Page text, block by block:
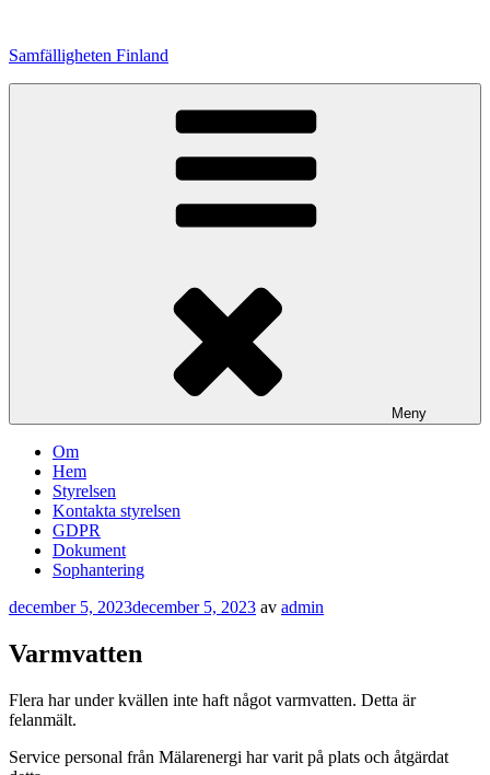
innehåll
Samfälligheten Finland
Meny
Om
Hem
Styrelsen
Kontakta styrelsen
GDPR
Dokument
Sophantering
Publicerat
december 5, 2023december 5, 2023 av admin
Varmvatten
Flera har under kvällen inte haft något varmvatten. Detta är
felanmält.
Service personal från Mälarenergi har varit på plats och åtgärdat